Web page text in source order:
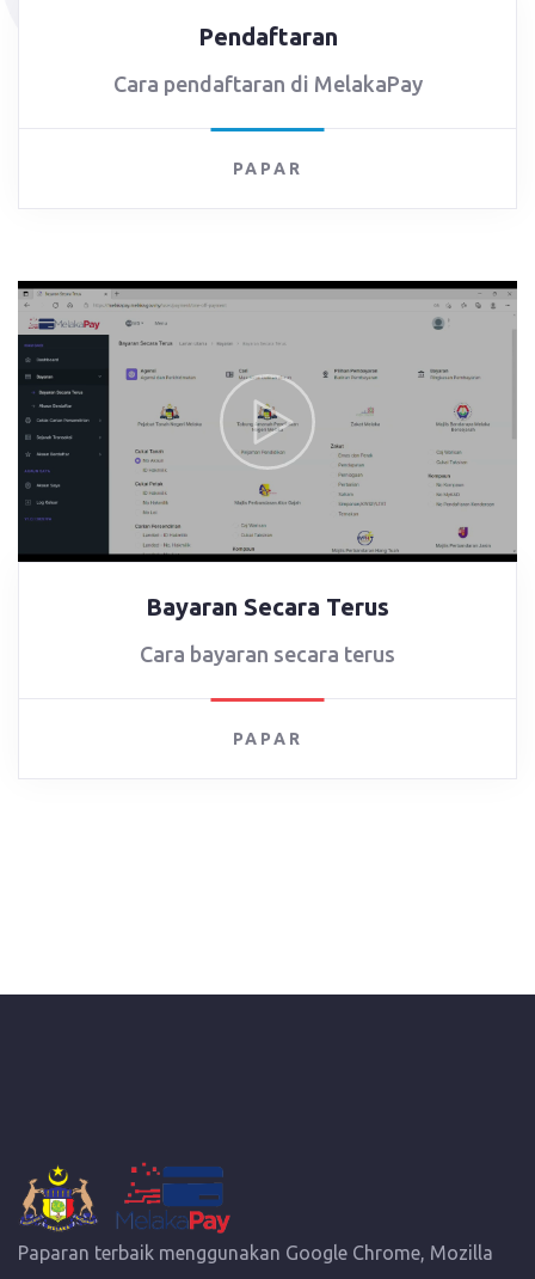
Pendaftaran
Cara pendaftaran di MelakaPay
PAPAR
Bayaran Secara Terus
Cara bayaran secara terus
PAPAR
Paparan terbaik menggunakan Google Chrome, Mozilla